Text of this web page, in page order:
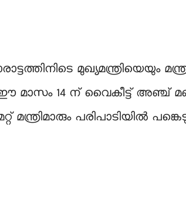
മുഖ്യമന്ത്രിയെയും
14 ന് വൈകീട്ട് അഞ്ച്
മന്ത്രിമാരും പരിപാടിയിൽ